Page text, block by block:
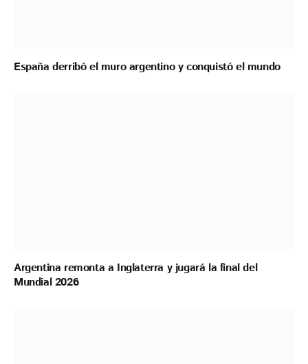
España derribó el muro argentino y conquistó el mundo
Argentina remonta a Inglaterra y jugará la final del
Mundial 2026